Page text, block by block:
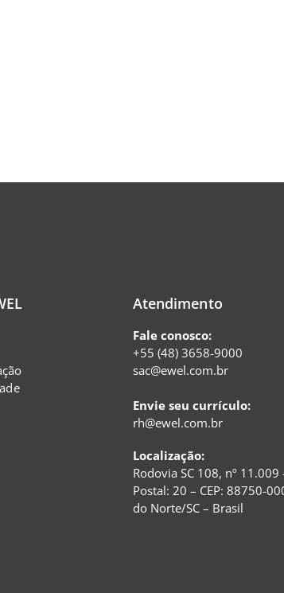
Atendimento
Fale conosco:
+55 (48) 3658-9000
sac@ewel.com.br
Envie seu currículo:
rh@ewel.com.br
Localização:
Rodovia SC 108, nº 11.009
Postal: 20 – CEP: 88750-
do Norte/SC – Brasil